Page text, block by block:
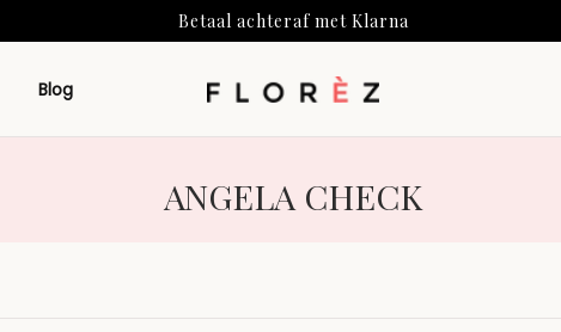
Betaal achteraf met Klarna
Vanaf 150- gratis verzending
Betaal achteraf met Klarna
Blog
VERZAMELING:
ANGELA CHECK